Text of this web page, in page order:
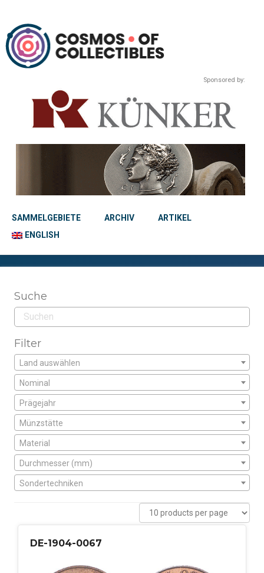
Sponsored by:
SAMMELGEBIETE ARCHIV
ARTIKEL
ENGLISH
Suche
Filter
Land auswählen
Nominal
Prägejahr
Münzstätte
Material
Durchmesser (mm)
Sondertechniken
DE-1904-0067